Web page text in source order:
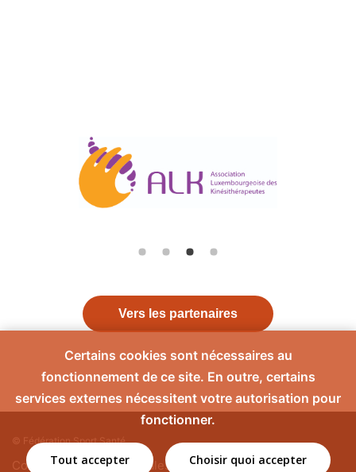
Vers les partenaires
© Fédération Sport Santé
Contact Mentions légales
Certains cookies sont nécessaires au
fonctionnement de ce site. En outre, certains
services externes nécessitent votre autorisation pour
fonctionner.
Tout accepter Choisir quoi accepter